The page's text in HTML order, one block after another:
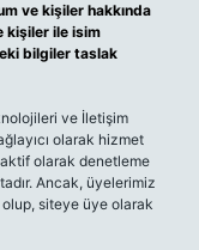
ve kişiler hakkında
kişiler ile isim
bilgiler taslak
ve İletişim
olarak hizmet
olarak denetleme
Ancak, üyelerimiz
siteye üye olarak